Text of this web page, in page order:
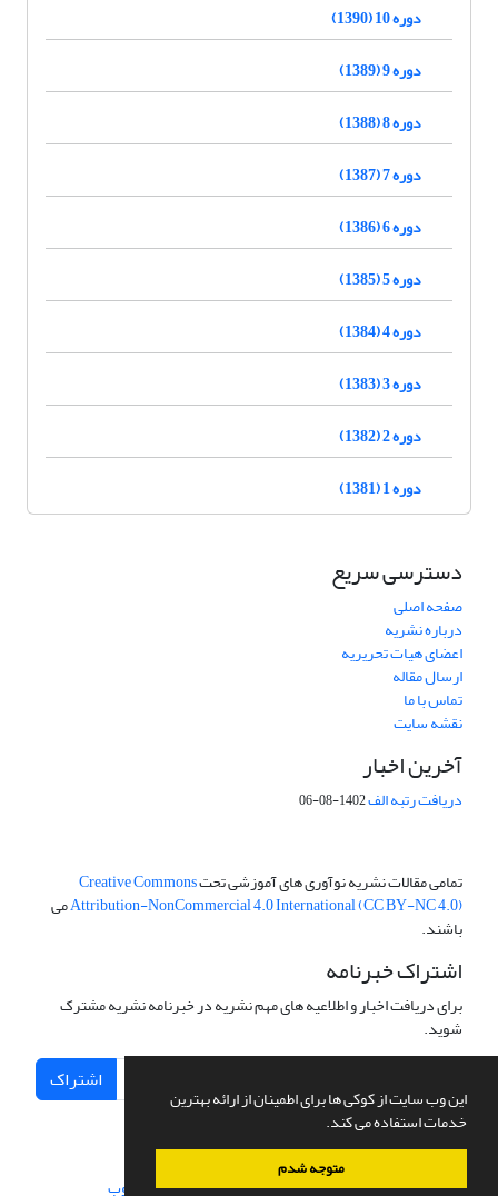
این وب سایت از کوکی ها برای اطمینان از ارائه بهترین
خدمات استفاده می کند.
متوجه شدم
دوره 10 (1390)
دوره 9 (1389)
دوره 8 (1388)
دوره 7 (1387)
دوره 6 (1386)
دوره 5 (1385)
دوره 4 (1384)
دوره 3 (1383)
دوره 2 (1382)
دوره 1 (1381)
دسترسی سریع
صفحه اصلی
درباره نشریه
اعضای هیات تحریریه
ارسال مقاله
تماس با ما
نقشه سایت
آخرین اخبار
دریافت رتبه الف1402-08-06
تمامی مقالات نشریه نوآوری های آموزشی تحتCreative Commons
Attribution-NonCommercial 4.0 International (CC BY-NC 4.0)می
باشند.
اشتراک خبرنامه
برای دریافت اخبار و اطلاعیه های مهم نشریه در خبرنامه نشریه مشترک
شوید.
اشتراک
سامانه مدیریت نشریات علمی.طراحی و پیاده سازی از سیناوب